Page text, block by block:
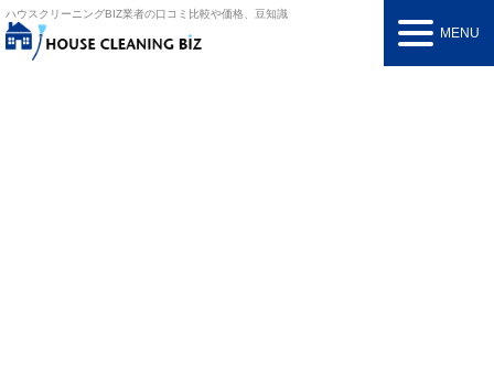
ハウスクリーニングBIZ業者の口コミ比較や価格、豆知識
MENU